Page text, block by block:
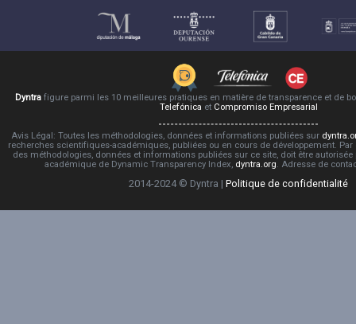
Dyntra figure parmi les 10 meilleures pratiques en matière de transparence et de
Telefónica et Compromiso Empresarial
Avis Légal: Toutes les méthodologies, données et informations publiées sur
recherches scientifiques-académiques, publiées ou en cours de développement.
des méthodologies, données et informations publiées sur ce site, doit être
académique de Dynamic Transparency Index, dyntra.org. Adresse de
2014-2024 © Dyntra | Politique de confidentialité